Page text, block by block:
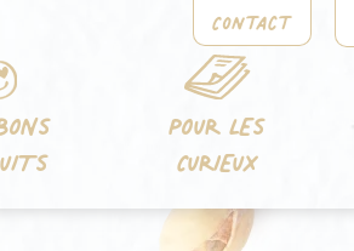
Contact
POUR LES
CURIEUX